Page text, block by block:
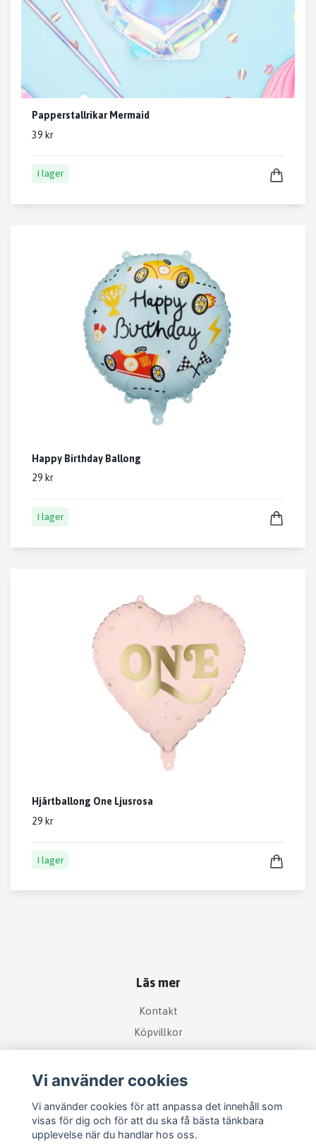
Papperstallrikar Mermaid
39 kr
I lager
Happy Birthday Ballong
29 kr
I lager
Hjärtballong One Ljusrosa
29 kr
I lager
Läs mer
Kontakt
Köpvillkor
Sociala medier
Vi använder cookies
Vi använder cookies för att anpassa det innehåll som
visas för dig och för att du ska få bästa tänkbara
upplevelse när du handlar hos oss.